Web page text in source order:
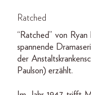
Ratched
“Ratched” von
spannende
der
Paulson) erzählt.